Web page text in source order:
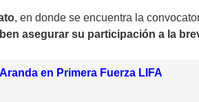
, en donde se encuentra la
asegurar su participación a la
en Primera Fuerza LIFA